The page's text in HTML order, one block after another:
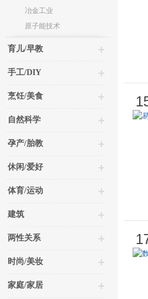
冶金工业
原子能技术
育儿/早教
手工/DIY
烹饪/美食
自然科学
孕产/胎教
休闲/爱好
体育/运动
建筑
两性关系
时尚/美妆
家庭/家居